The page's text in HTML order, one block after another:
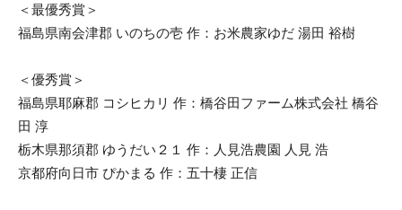
＜最優秀賞＞
福島県南会津郡 いのちの壱 作：お米農家ゆだ 湯田 裕樹
＜優秀賞＞
福島県耶麻郡 コシヒカリ 作：橋谷田ファーム株式会社 橋谷
田 淳
栃木県那須郡 ゆうだい２１ 作：人見浩農園 人見 浩
京都府向日市 ぴかまる 作：五十棲 正信